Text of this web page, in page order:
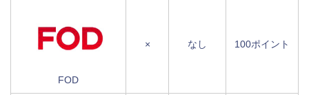
FOD
× なし 100ポイント